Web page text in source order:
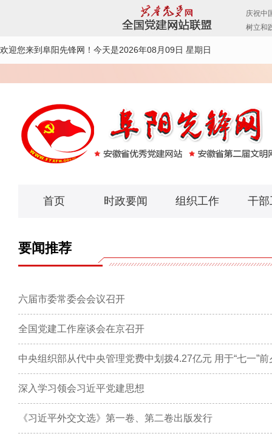
欢迎您来到阜阳先锋网！ 今天是2026年08月09日 星期日
首页 时政要闻 组织工作 干部
要闻推荐
六届市委常委会会议召开
全国党建工作座谈会在京召开
中央组织部从代中央管理党费中划拨4.27亿元 用于“七一”
深入学习领会习近平党建思想
《习近平外交文选》第一卷、第二卷出版发行